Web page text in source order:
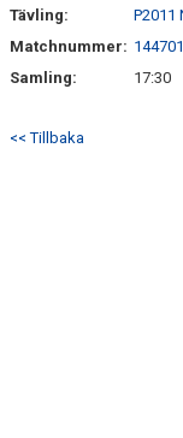
Tävling:
P2011
Matchnummer:
Samling:
17:30
<< Tillbaka